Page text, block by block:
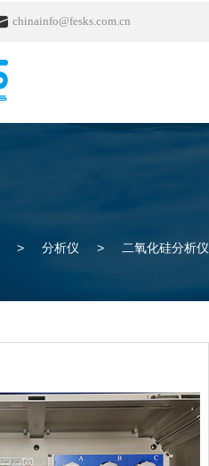
chinainfo@fesks.com.cn
> 分析仪 > 二氧化硅分析仪